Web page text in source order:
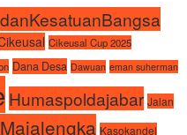
Cikeusal Cup 2025
Dana Desa Dawuan eman suherman
Humaspoldajabar Jalan
Kasokandel